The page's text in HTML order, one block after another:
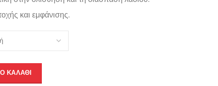
και εμφάνισης.
ΚΑΛΆΘΙ